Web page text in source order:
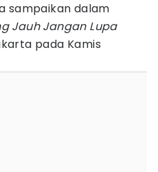
sampaikan dalam
Jauh Jangan Lupa
pada Kamis